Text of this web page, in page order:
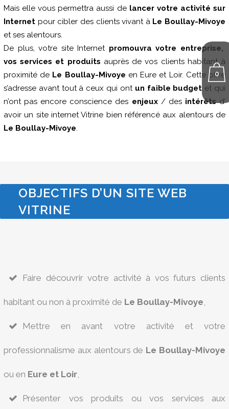
0
Mais elle vous permettra aussi de lancer votre activité sur
Internet pour cibler des clients vivant à Le Boullay-Mivoye
et ses alentours.
De plus, votre site Internet promouvra votre entreprise,
vos services et produits auprès de vos clients habitant à
proximité de Le Boullay-Mivoye en Eure et Loir. Cette offre
s’adresse avant tout à ceux qui ont un faible budget et qui
n’ont pas encore conscience des enjeux/ des intérêtsd’
avoir un site internet Vitrine bien référencé aux alentours de
Le Boullay-Mivoye.
OBJECTIFS D’UN SITE WEB
VITRINE
Faire découvrir votre activité à vos futurs clients
habitant ou non à proximité de Le Boullay-Mivoye,
Mettre en avant votre activité et votre
professionnalisme aux alentours de Le Boullay-Mivoye
ou en Eure et Loir,
Présenter vos produits ou vos services aux